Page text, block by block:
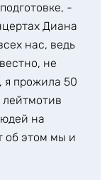
-
Диана
нас, ведь
не
я прожила 50
на
об этом мы и